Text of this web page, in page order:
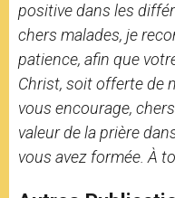
positive dans les
chers malades, je
patience, afin que
Christ, soit offerte de
vous encourage,
valeur de la prière
vous avez formée. À